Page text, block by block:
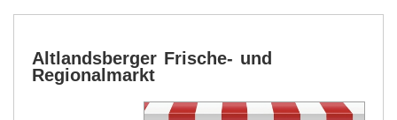
Altlandsberger Frische- und
Regionalmarkt